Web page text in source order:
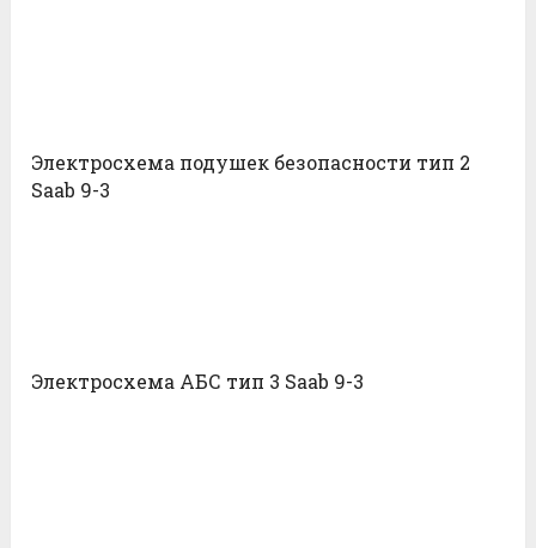
Электросхема подушек безопасности тип 2
Saab 9-3
Электросхема АБС тип 3 Saab 9-3